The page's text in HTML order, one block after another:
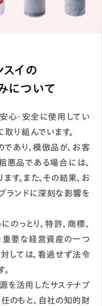
スイの
について
心・安全に使用してい
り組んでいます。
あり、模倣品が、お客
品である場合には、
。また、その結果、お
ランドに深刻な影響を
っとり、特許、商標、
重要な経営資産の一つ
しては、看過せず法令
を活用したサステナブ
のもと、自社の知的財